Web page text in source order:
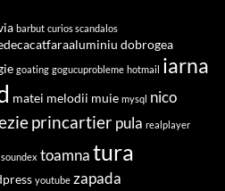
barbut curios scandalos
dobrogea
goating gogucuprobleme hotmail iarna
matei melodii muie mysql nico
princartierpula realplayer
soundex toamnatura
youtube zapada